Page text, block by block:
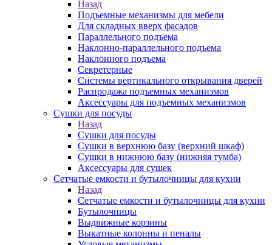
Назад
Подъемные механизмы для мебели
Для складных вверх фасадов
Параллельного подъема
Наклонно-параллельного подъема
Наклонного подъема
Секретерные
Системы вертикального открывания дверей
Распродажа подъемных механизмов
Аксессуары для подъемных механизмов
Сушки для посуды
Назад
Сушки для посуды
Сушки в верхнюю базу (верхний шкаф)
Сушки в нижнюю базу (нижняя тумба)
Аксессуары для сушек
Сетчатые емкости и бутылочницы для кухни
Назад
Сетчатые емкости и бутылочницы для кухни
Бутылочницы
Выдвижные корзины
Выкатные колонны и пеналы